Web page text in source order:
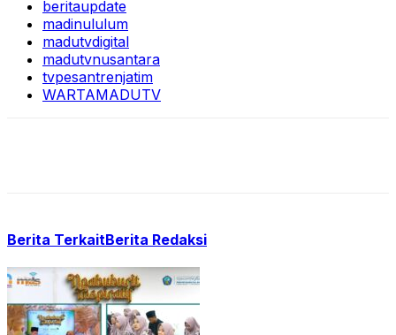
beritaupdate
madinululum
madutvdigital
madutvnusantara
tvpesantrenjatim
WARTAMADUTV
Berita TerkaitBerita Redaksi